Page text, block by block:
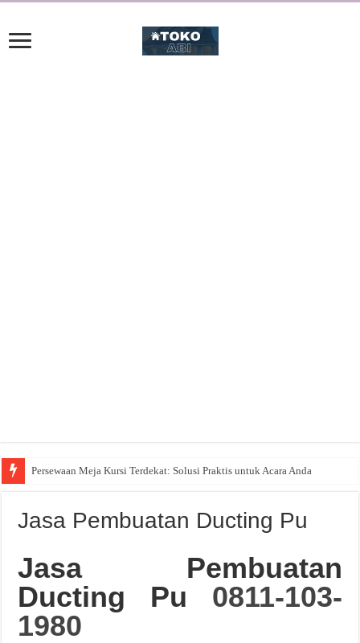
Persewaan Meja Kursi Terdekat: Solusi Praktis untuk Acara Anda
Jasa Pembuatan Ducting Pu
Jasa Pembuatan
Ducting Pu 0811-103-
1980